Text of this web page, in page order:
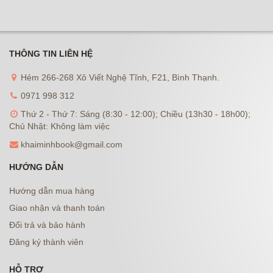
THÔNG TIN LIÊN HỆ
Hẻm 266-268 Xô Viết Nghệ Tĩnh, F21, Bình Thạnh.
0971 998 312
Thứ 2 - Thứ 7: Sáng (8:30 - 12:00); Chiều (13h30 - 18h00);
Chủ Nhật: Không làm việc
khaiminhbook@gmail.com
HƯỚNG DẪN
Hướng dẫn mua hàng
Giao nhận và thanh toán
Đổi trả và bảo hành
Đăng ký thành viên
HỖ TRỢ